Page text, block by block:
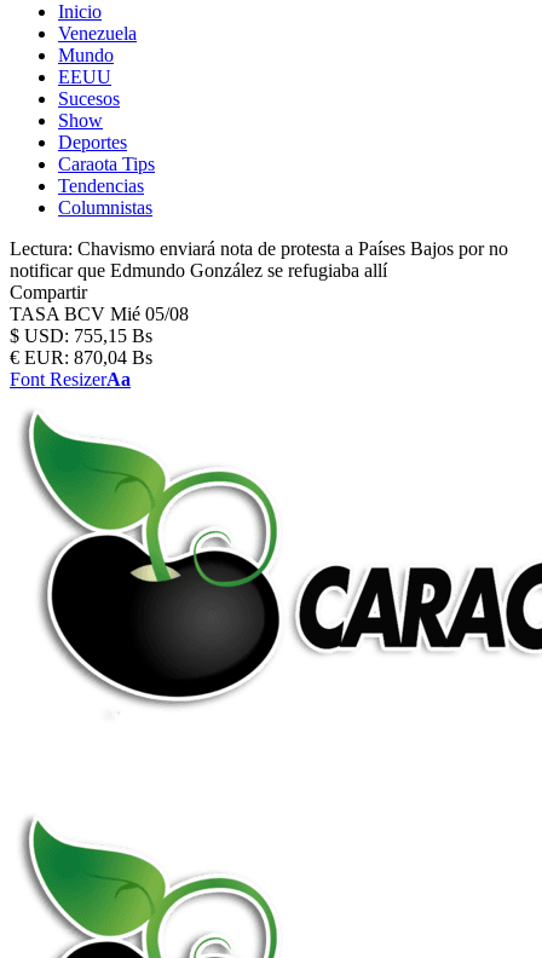
Inicio
Venezuela
Mundo
EEUU
Sucesos
Show
Deportes
Caraota Tips
Tendencias
Columnistas
Lectura: Chavismo enviará nota de protesta a Países Bajos por no
notificar que Edmundo González se refugiaba allí
Compartir
TASA BCV Mié 05/08
$ USD: 755,15 Bs
€ EUR: 870,04 Bs
Font ResizerAa